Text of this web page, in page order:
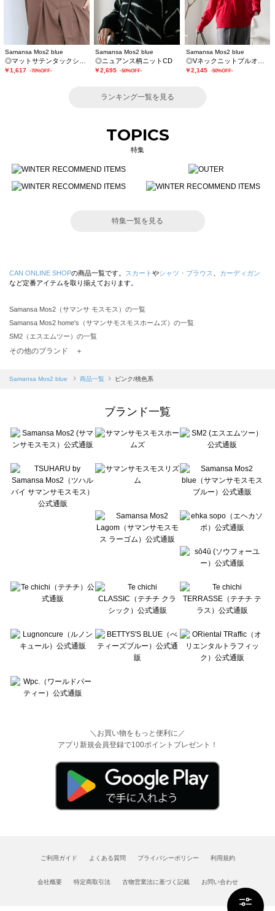
Samansa Mos2 blue
￥1,617 -70%OFF-
Samansa Mos2 blue
◎ニュアンス柄ニットCD
￥2,695 -50%OFF-
Samansa Mos2 blue
￥2,145 -50%OFF-
ランキング一覧を見る
TOPICS
特集
特集一覧を見る
CAN ONLINE SHOPの商品一覧です。 スカート やシャツ・ブラウス
カーディガン
など定番アイテムを取り揃えております。
Samansa Mos2（サマンサ モスモス）の一覧
Samansa Mos2 home's（サマンサモスモスホームズ）の一覧
SM2（エスエムツー）の一覧
TSUHARU by Samansa Mos2（ツハルバイサマンサモスモス）の一覧
Samansa Mos2 blue（サマンサモスモス ブルー）の一覧
Te chichi（テチチ）の一覧
Te chichi CLASSIC（テチチ クラシック）の一覧
Lugnoncure（ルノンキュール）の一覧
BETTY'S BLUE（べティーズブルー）の一覧
Wpc.（ワールドパーティー）の一覧
その他のブランド ＋
Samansa Mos2 blue 商品一覧 ピンク/桃色系
ブランド一覧
＼お買い物をもっと便利に／
アプリ新規会員登録で100ポイントプレゼント！
ご利用ガイド よくある質問 プライバシーポリシー 利用規約
会社概要 特定商取引法 古物営業法に基づく記載 お問い合わせ